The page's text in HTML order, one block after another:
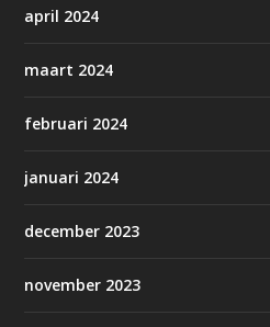
april 2024
maart 2024
februari 2024
januari 2024
december 2023
november 2023